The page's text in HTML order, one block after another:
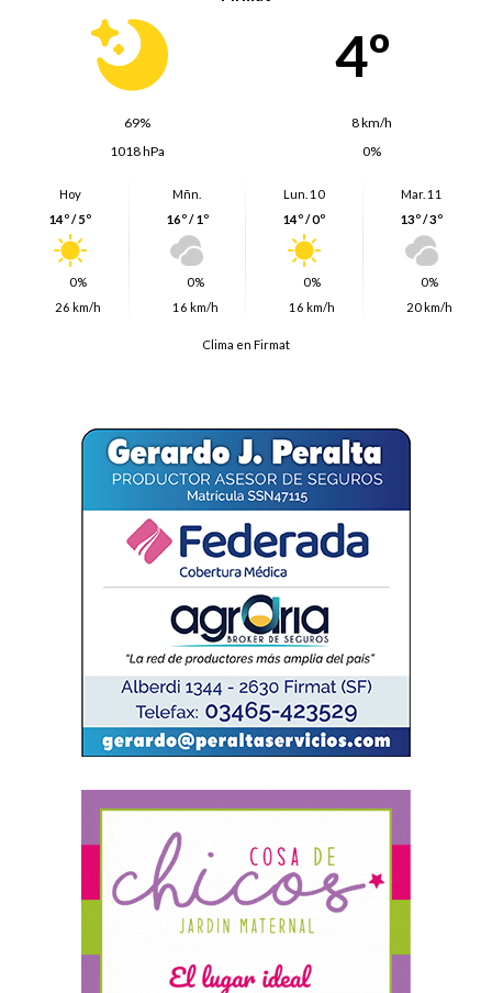
4º
69%
8 km/h
1018 hPa
0%
Hoy
14º / 5º
0%
26 km/h
Mñn.
16º / 1º
0%
16 km/h
Lun. 10
14º / 0º
0%
16 km/h
Mar. 11
13º / 3º
0%
20 km/h
Clima en Firmat